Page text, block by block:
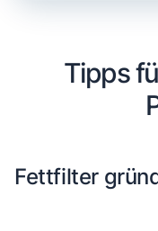
Tipps
Fettfilter